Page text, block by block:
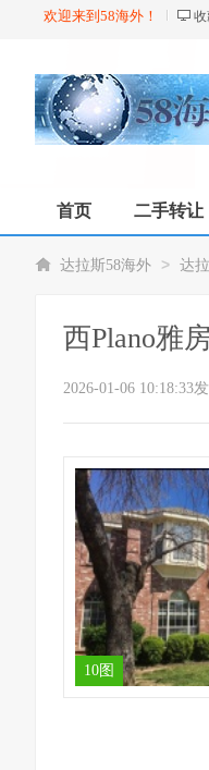
欢迎来到58海外！
首页 二手转让
店铺
达拉斯58海外 > 达
西Plano雅
2026-01-06 10:18:33发
10图